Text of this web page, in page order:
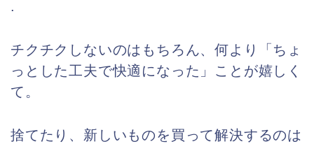
.
チクチクしないのはもちろん、何より「ちょ
っとした工夫で快適になった」ことが嬉しく
て。
捨てたり、新しいものを買って解決するのは